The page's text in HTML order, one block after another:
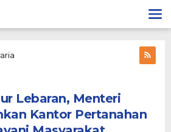
Nusron
Umumkan
Kantor
Lebaran, Menteri
Kantor Pertanahan